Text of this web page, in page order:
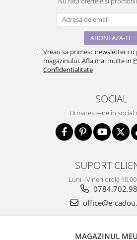
Vreau sa primesc newsletter
magazinului. Afla mai multe in
Confidentialitate
SOCIAL
Urmareste-ne in social
SUPORT
Luni - Vineri orele
office@e-
MAGAZINUL MEU